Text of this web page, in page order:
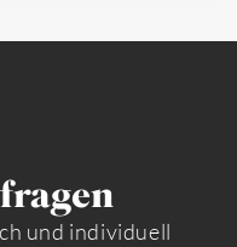
und individuell